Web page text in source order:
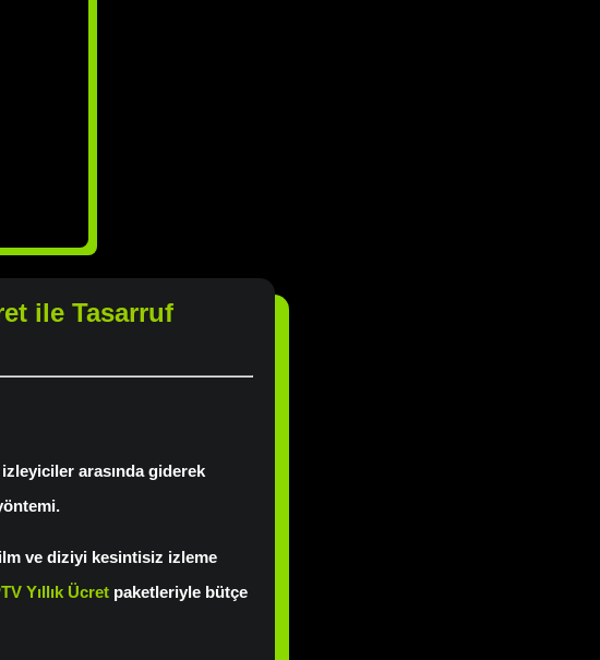
ile Tasarruf
arasında giderek
ve diziyi kesintisiz izleme
Yıllık Ücret paketleriyle bütçe